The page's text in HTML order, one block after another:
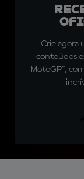
Crie agora
conteúdos
MotoGP™,